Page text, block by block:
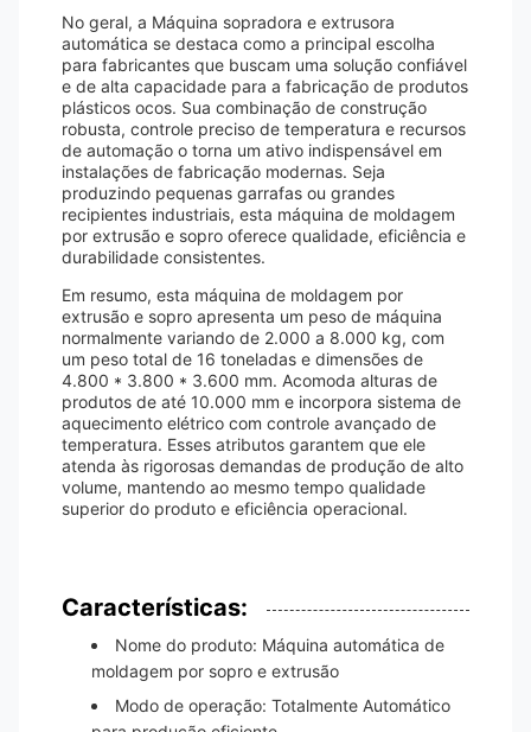
No geral, a Máquina sopradora e extrusora
automática se destaca como a principal escolha
para fabricantes que buscam uma solução confiável
e de alta capacidade para a fabricação de produtos
plásticos ocos. Sua combinação de construção
robusta, controle preciso de temperatura e recursos
de automação o torna um ativo indispensável em
instalações de fabricação modernas. Seja
produzindo pequenas garrafas ou grandes
recipientes industriais, esta máquina de moldagem
por extrusão e sopro oferece qualidade, eficiência e
durabilidade consistentes.
Em resumo, esta máquina de moldagem por
extrusão e sopro apresenta um peso de máquina
normalmente variando de 2.000 a 8.000 kg, com
um peso total de 16 toneladas e dimensões de
4.800 * 3.800 * 3.600 mm. Acomoda alturas de
produtos de até 10.000 mm e incorpora sistema de
aquecimento elétrico com controle avançado de
temperatura. Esses atributos garantem que ele
atenda às rigorosas demandas de produção de alto
volume, mantendo ao mesmo tempo qualidade
superior do produto e eficiência operacional.
Características:
Nome do produto: Máquina automática de
moldagem por sopro e extrusão
Modo de operação: Totalmente Automático